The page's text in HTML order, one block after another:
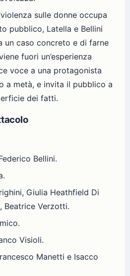
sulle donne occupa
pubblico, Latella e Bellini
un caso concreto e di farne
fuori un’esperienza
voce a una protagonista
a metà, e invita il pubblico a
dei fatti.
Bellini.
Giulia Heathfield Di
Beatrice Verzotti.
Visioli.
Manetti e Isacco